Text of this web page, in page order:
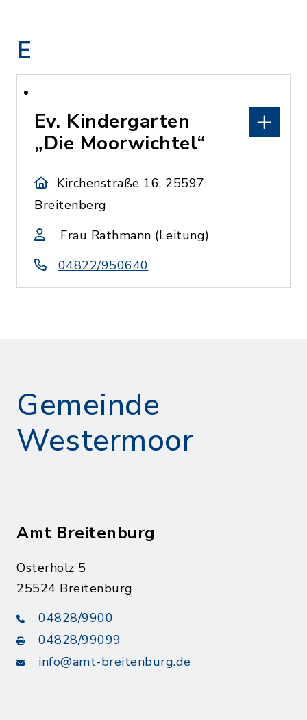
E
Ev. Kindergarten
„Die Moorwichtel“
Kirchenstraße 16, 25597
Breitenberg
Frau Rathmann (Leitung)
04822/950640
Gemeinde
Westermoor
Amt Breitenburg
Osterholz 5
25524 Breitenburg
04828/9900
04828/99099
info@amt-breitenburg.de